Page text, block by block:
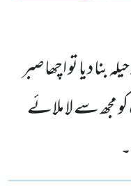
دیا تو اچھا صبر
سے لا ملائے